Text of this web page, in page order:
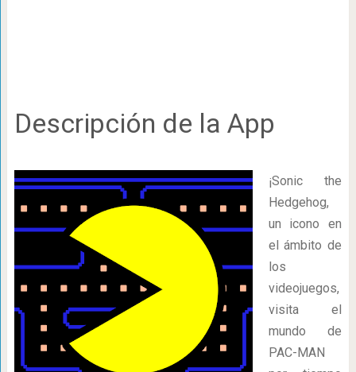
Descripción de la App
¡Sonic the
Hedgehog,
un icono en
el ámbito de
los
videojuegos,
visita el
mundo de
PAC-MAN